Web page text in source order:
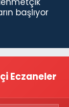
başlıyor
Eczaneler